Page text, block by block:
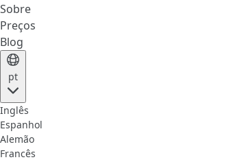
Sobre
Preços
Blog
pt
Inglês
Espanhol
Alemão
Francês